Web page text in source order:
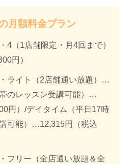
月額料金プラン
4（1店舗限定・月4回まで）
円）
ライト（2店舗通い放題）…
のレッスン受講可能）…
円）/デイタイム（平日17時
可能）…12,315円（税込
フリー（全店通い放題＆全